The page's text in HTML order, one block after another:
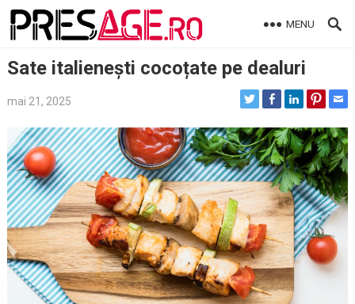
Skip
MENU
Sate italienești cocoțate pe dealuri
mai 21, 2025